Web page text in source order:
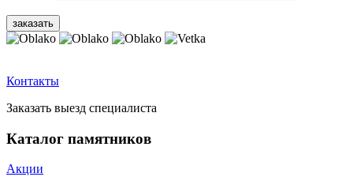
Контакты
Заказать выезд специалиста
Каталог памятников
Акции